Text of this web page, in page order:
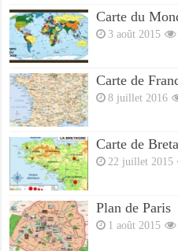
Carte du
3 août 2015
Carte de
8 juillet 2016
Carte de
22 juillet 2015
Plan de Paris
1 août 2015